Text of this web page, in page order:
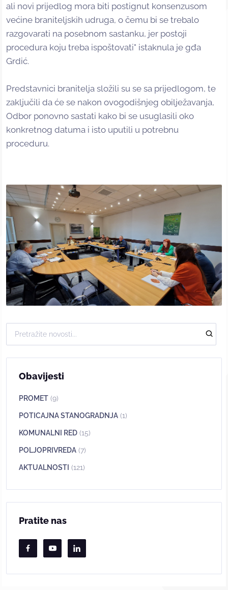
ali novi prijedlog mora biti postignut konsenzusom
većine braniteljskih udruga, o čemu bi se trebalo
razgovarati na posebnom sastanku, jer postoji
procedura koju treba ispoštovati" istaknula je gđa
Grdić.
Predstavnici branitelja složili su se sa prijedlogom, te
zaključili da će se nakon ovogodišnjeg obilježavanja,
Odbor ponovno sastati kako bi se usuglasili oko
konkretnog datuma i isto uputili u potrebnu
proceduru.
Obavijesti
PROMET (9)
POTICAJNA STANOGRADNJA (1)
KOMUNALNI RED (15)
POLJOPRIVREDA (7)
AKTUALNOSTI (121)
Pratite nas